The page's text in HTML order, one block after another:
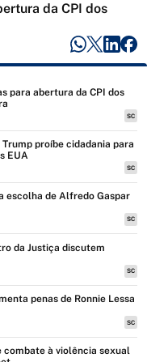
da CPI dos
para abertura da CPI dos
SC
proíbe cidadania para
EUA
SC
escolha de Alfredo Gaspar
SC
da Justiça discutem
SC
penas de Ronnie Lessa
SC
combate à violência sexual